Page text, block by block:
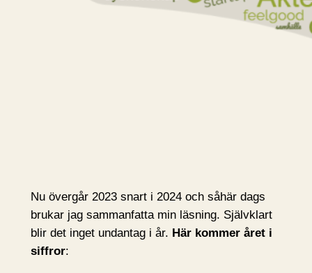
Nu övergår 2023 snart i 2024 och såhär dags
brukar jag sammanfatta min läsning. Självklart
blir det inget undantag i år. Här kommer året i
siffror: